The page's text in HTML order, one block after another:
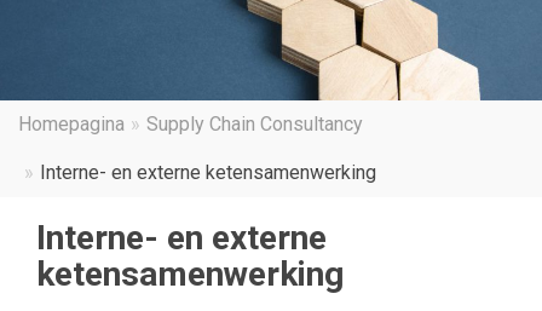
Homepagina Supply Chain Consultancy
Interne- en externe ketensamenwerking
Interne- en externe
ketensamenwerking